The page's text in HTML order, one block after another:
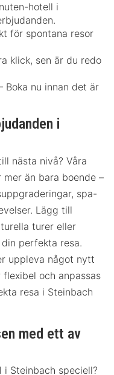
hotell i
för spontana resor
klick, sen är du redo
Boka nu innan det är
i
nästa nivå? Våra
än bara boende –
spa-
Lägg till
turer eller
perfekta resa.
uppleva något nytt
och anpassas
resa i Steinbach
med ett av
Steinbach speciell?